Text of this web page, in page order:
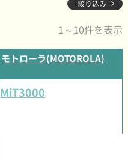
絞り込み
1～10件を表示
モトローラ(MOTOROLA)
MiT3000